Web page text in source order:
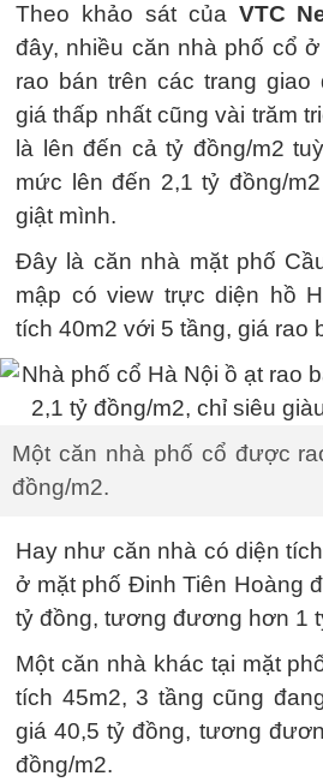
Theo khảo sát của VTC
đây, nhiều căn nhà phố cổ
rao bán trên các trang giao
giá thấp nhất cũng vài trăm
là lên đến cả tỷ đồng/m2
mức lên đến 2,1 tỷ đồng/
giật mình.
Đây là căn nhà mặt phố
mập có view trực diện hồ
tích 40m2 với 5 tầng, giá rao
Một căn nhà phố cổ được
đồng/m2.
Hay như căn nhà có diện
ở mặt phố Đinh Tiên Hoàng
tỷ đồng, tương đương hơn 1
Một căn nhà khác tại mặt
tích 45m2, 3 tầng cũng
giá 40,5 tỷ đồng, tương
đồng/m2.